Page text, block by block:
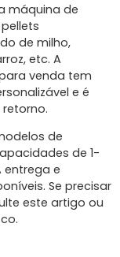
máquina de
de milho,
etc. A
venda tem
e é
de
de 1-
entrega e
Se precisar
este artigo ou